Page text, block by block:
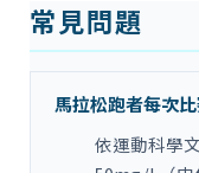
常見問題
馬拉松跑者每次
依運動科學